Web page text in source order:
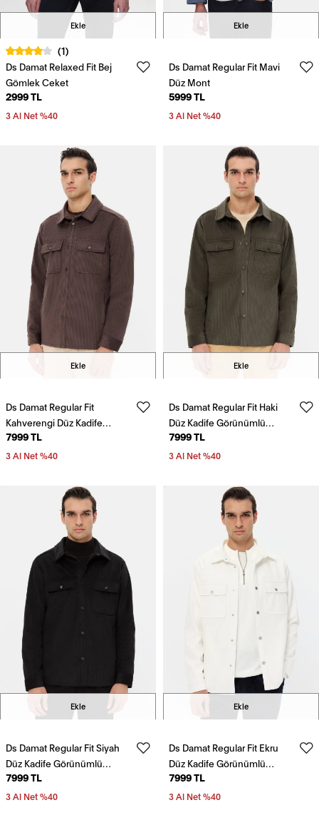
Ekle
(1)
Ds Damat Relaxed Fit Bej
Gömlek Ceket
2999 TL
3 Al Net %40
Ekle
Ds Damat Regular Fit Mavi
Düz Mont
5999 TL
3 Al Net %40
Ekle
Ds Damat Regular Fit
Kahverengi Düz Kadife
Görünümlü Gömlek Mont
7999 TL
3 Al Net %40
Ekle
Ds Damat Regular Fit Haki
Düz Kadife Görünümlü
Gömlek Mont
7999 TL
3 Al Net %40
Ekle
Ds Damat Regular Fit Siyah
Düz Kadife Görünümlü
Gömlek Mont
7999 TL
3 Al Net %40
Ekle
Ds Damat Regular Fit Ekru
Düz Kadife Görünümlü
Gömlek Mont
7999 TL
3 Al Net %40